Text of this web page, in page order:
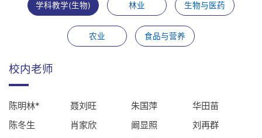
学科教学(生物) 林业 生物与医药
农业 食品与营养
校内老师
陈明林* 聂刘旺 朱国萍
华田苗
陈冬生
肖家欣 阚显照
刘再群